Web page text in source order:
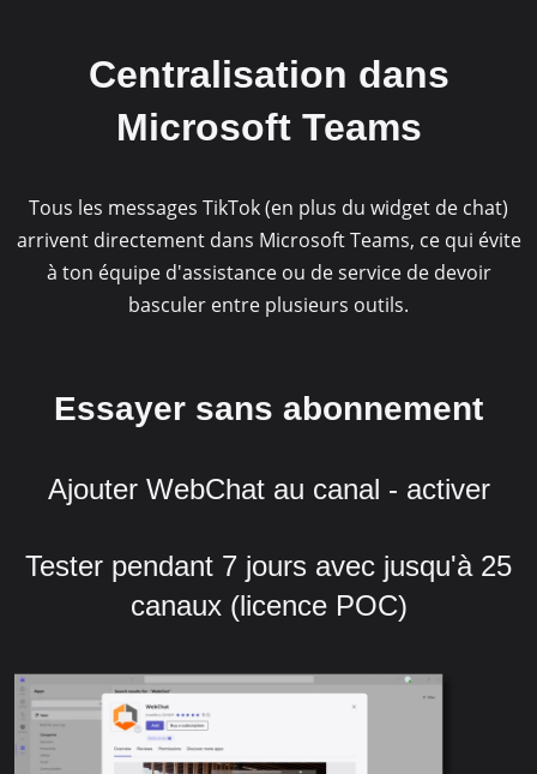
Centralisation dans
Microsoft Teams
Tous les messages TikTok (en plus du widget de chat)
arrivent directement dans Microsoft Teams, ce qui évite
à ton équipe d'assistance ou de service de devoir
basculer entre plusieurs outils.
Essayer sans abonnement
Ajouter WebChat au canal - activer
Tester pendant 7 jours avec jusqu'à 25
canaux (licence POC)